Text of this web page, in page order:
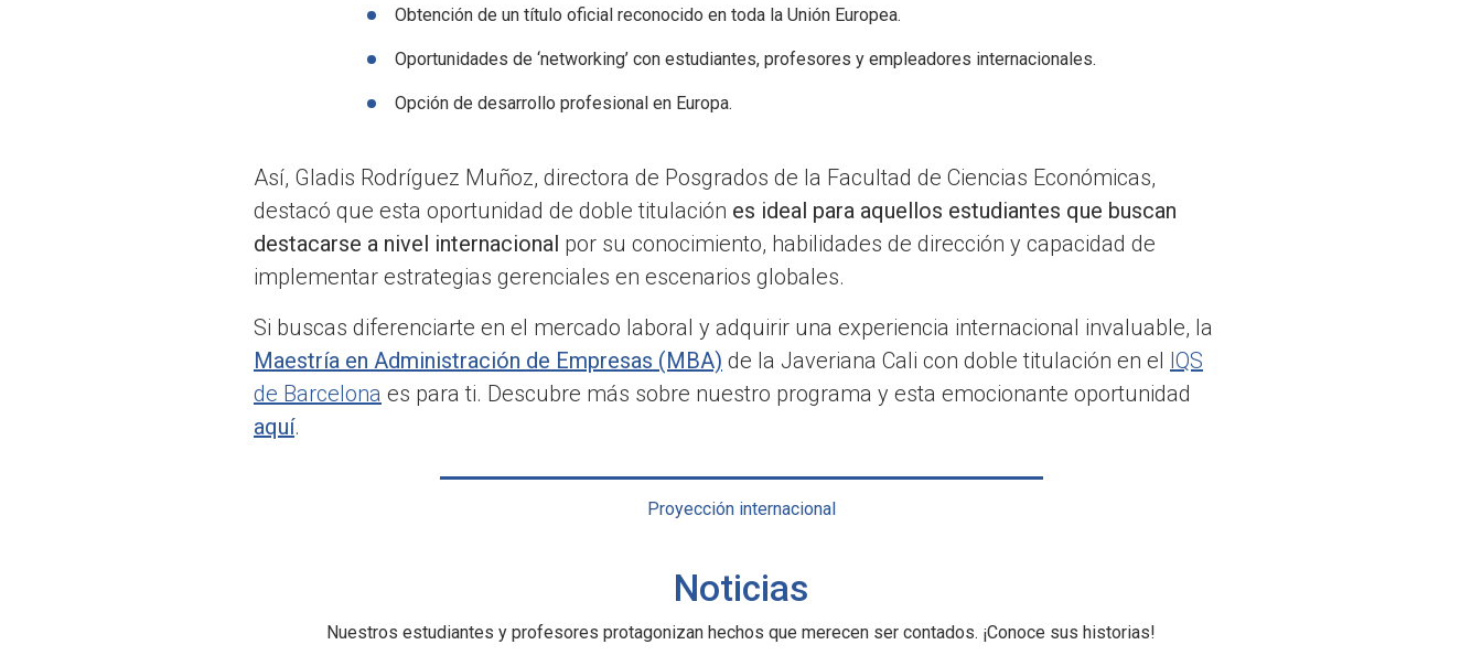
Obtención de un título oficial reconocido en toda la Unión Europea.
Oportunidades de ‘networking’ con estudiantes, profesores y empleadores internacionales.
Opción de desarrollo profesional en Europa.
Así, Gladis Rodríguez Muñoz, directora de Posgrados de la Facultad de Ciencias Económicas,
destacó que esta oportunidad de doble titulación es ideal para aquellos estudiantes que buscan
destacarse a nivel internacional por su conocimiento, habilidades de dirección y capacidad de
implementar estrategias gerenciales en escenarios globales.
Si buscas diferenciarte en el mercado laboral y adquirir una experiencia internacional invaluable, la
Maestría en Administración de Empresas (MBA) de la Javeriana Cali con doble titulación en el IQS
de Barcelona es para ti. Descubre más sobre nuestro programa y esta emocionante oportunidad
aquí.
Proyección internacional
Noticias
Nuestros estudiantes y profesores protagonizan hechos que merecen ser contados. ¡Conoce sus historias!